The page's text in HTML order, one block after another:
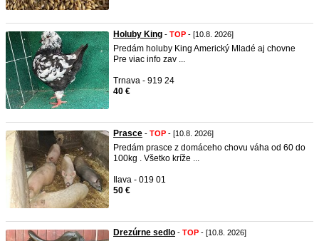
Holuby King - TOP - [10.8. 2026]
Predám holuby King Americký Mladé aj chovne
Pre viac info zav ...
Trnava - 919 24
40 €
Prasce - TOP - [10.8. 2026]
Predám prasce z domáceho chovu váha od 60 do
100kg . Všetko kríže ...
Ilava - 019 01
50 €
Drezúrne sedlo - TOP - [10.8. 2026]